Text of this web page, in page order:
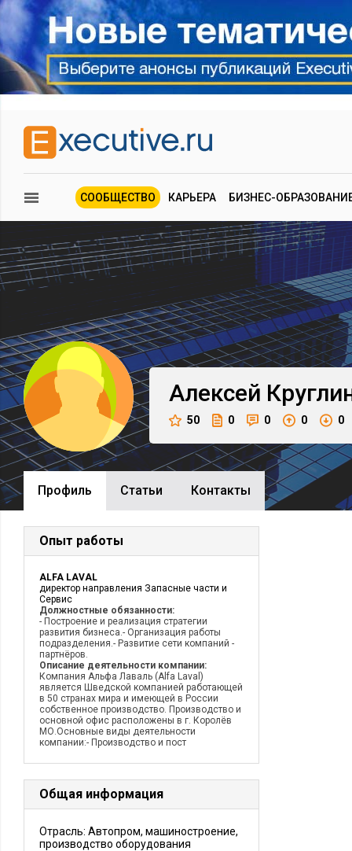
СООБЩЕСТВО КАРЬЕРА БИЗНЕС-
Алексей
50 0 0 0 0
Профиль Cтатьи Контакты
Опыт работы
ALFA LAVAL
директор направления Запасные части и
Сервис
Должностные обязанности:
- Построение и реализация стратегии
развития бизнеса.- Организация работы
подразделения.- Развитие сети компаний -
партнёров.
Описание деятельности компании:
Компания Альфа Лаваль (Alfa Laval)
является Шведской компанией работающей
в 50 странах мира и имеющей в России
собственное производство. Производство и
основной офис расположены в г. Королёв
МО.Основные виды деятельности
компании:- Производство и пост
Общая информация
Отрасль: Автопром, машиностроение,
производство оборудования